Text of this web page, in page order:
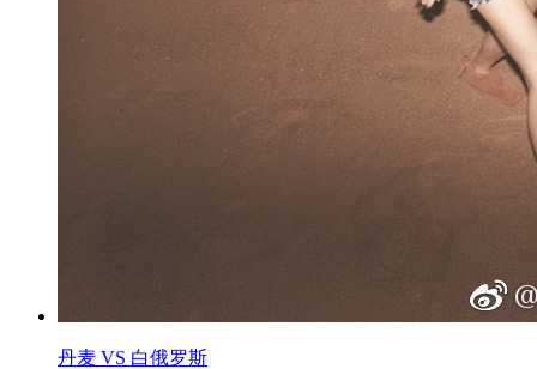
丹麦 VS 白俄罗斯